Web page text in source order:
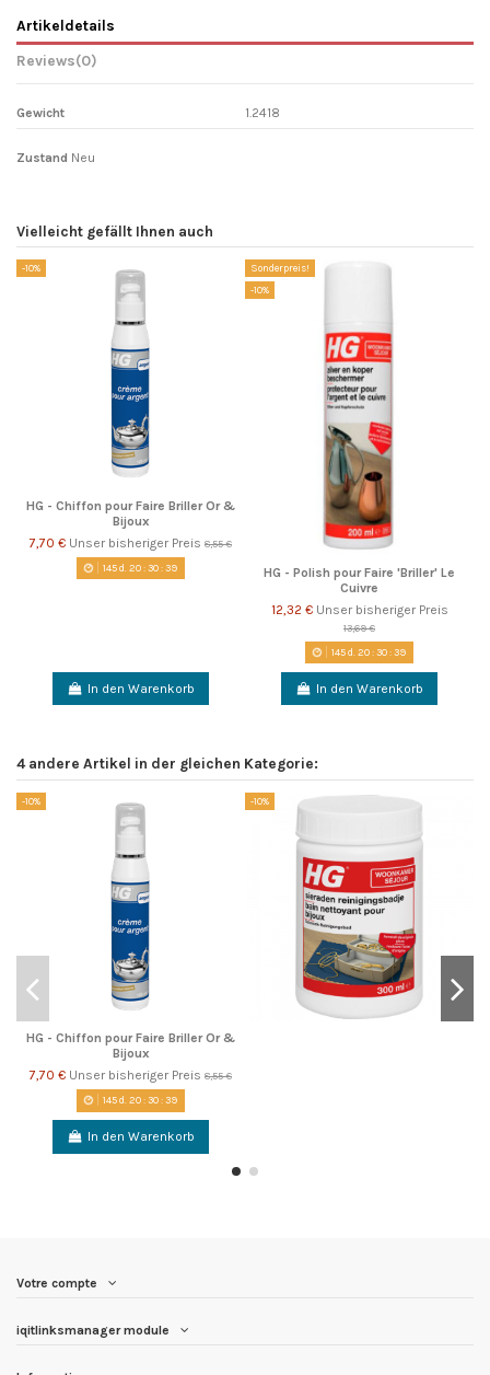
Artikeldetails
Reviews(0)
Gewicht 1.2418
Zustand Neu
Vielleicht gefällt Ihnen auch
-10%
HG - Chiffon pour Faire Briller Or &
Bijoux
7,70 € Unser bisheriger Preis 8,55 €
145d. 20:30:39
In den Warenkorb
Sonderpreis!
-10%
HG - Polish pour Faire 'Briller' Le
Cuivre
12,32 € Unser bisheriger Preis
13,69 €
145d. 20:30:39
In den Warenkorb
4 andere Artikel in der gleichen Kategorie:
-10%
HG - Chiffon pour Faire Briller Or &
Bijoux
7,70 € Unser bisheriger Preis 8,55 €
145d.20:30:39
In den Warenkorb
-10%
Votre compte
iqitlinksmanager module